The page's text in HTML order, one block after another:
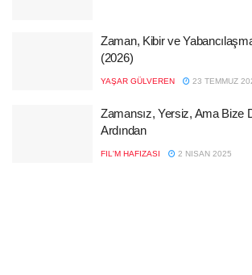
Zaman, Kibir ve
(2026)
YAŞAR GÜLVEREN 23 TEMMUZ
Zamansız, Yersiz, Ama Bize
Ardından
FIL'M HAFIZASI 2 NISAN 2025